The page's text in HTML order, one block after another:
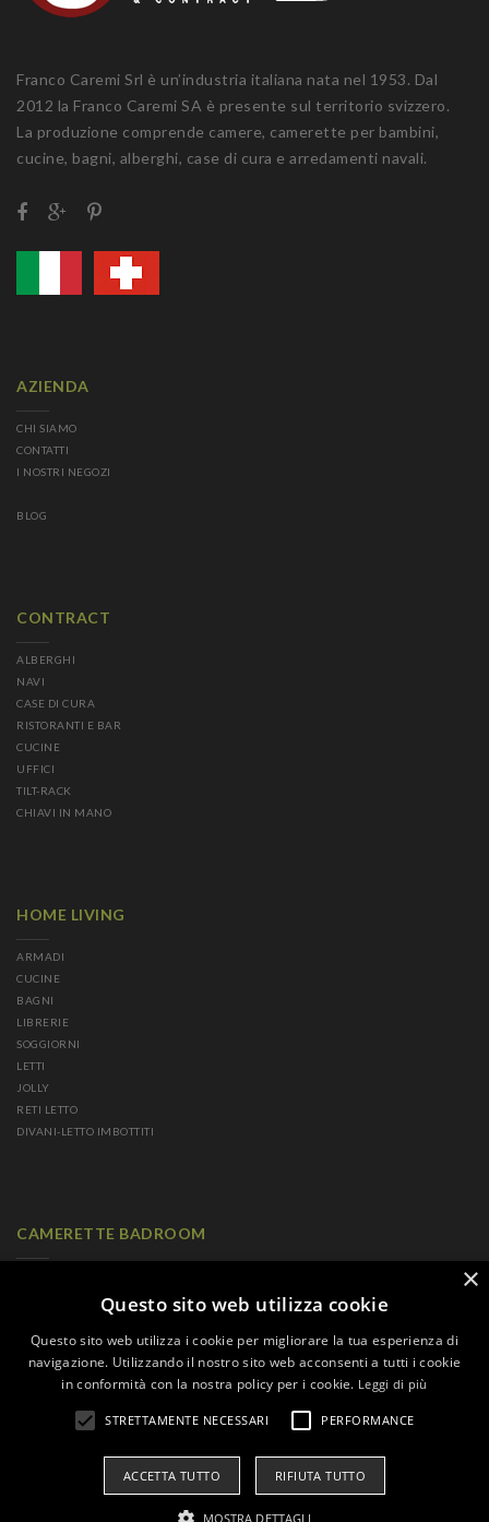
Franco Caremi Srl è un’industria italiana nata nel 1953. Dal
2012 la Franco Caremi SA è presente sul territorio svizzero.
La produzione comprende camere, camerette per bambini,
cucine, bagni, alberghi, case di cura e arredamenti navali.
AZIENDA
CHI SIAMO
CONTATTI
I NOSTRI NEGOZI
BLOG
CONTRACT
ALBERGHI
NAVI
CASE DI CURA
RISTORANTI E BAR
CUCINE
UFFICI
TILT-RACK
CHIAVI IN MANO
HOME LIVING
ARMADI
CUCINE
BAGNI
LIBRERIE
SOGGIORNI
LETTI
JOLLY
RETI LETTO
DIVANI-LETTO IMBOTTITI
CAMERETTE BADROOM
CAMERETTE CON LETTI SCORREVOLI
CAMERETTE CON LETTI A CASTELLO
CAMERETTE CON LETTI MINI CASTELLO
CAMERETTE CON LETTI PENSILI
CAMERETTE PER SINGLE
CAMERETTE CON LETTI A TERRA
×
Questo sito web utilizza cookie
Questo sito web utilizza i cookie per migliorare la tua esperienza di
navigazione. Utilizzando il nostro sito web acconsenti a tutti i cookie
in conformità con la nostra policy per i cookie. Leggi di più
STRETTAMENTE NECESSARI PERFORMANCE
ACCETTA TUTTO RIFIUTA TUTTO
MOSTRA DETTAGLI